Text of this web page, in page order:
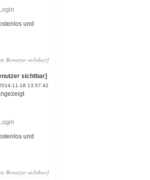
und
Benutzer sichtbar]
sichtbar]
11-18 13:57:42
und
Benutzer sichtbar]